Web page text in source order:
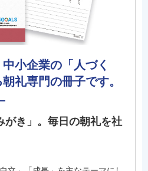
中小企業の「人づく
礼専門の冊子です。
がき」。毎日の朝礼を社